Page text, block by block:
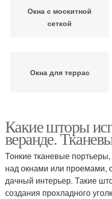
Окна с москитной
сеткой
Окна для террас
Мягкие шторы
Какие шторы
веранде.
Тонкие тканевые
над окнами или проемами,
дачный интерьер. Такие
создания прохладного